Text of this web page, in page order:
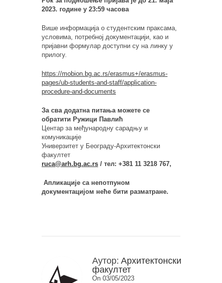
2023. године у 23:59 часова
Више информација о студентским праксама,
условима, потребној документацији, као и
пријавни формулар доступни су на линку у
прилогу.
https://mobion.bg.ac.rs/erasmus+/erasmus-
pages/ub-students-and-staff/application-
procedure-and-documents
За сва додатна питања можете се
обратити Ружици Павлић
Центар за међународну сарадњу и
комуникације
Универзитет у Београду-Архитектонски
факултет
ruca@arh.bg.ac.rs / тел: +381 11 3218 767,
Апликације са непотпуном
документацијом неће бити разматране.
Аутор: Архитектонски
факултет
On 03/05/2023